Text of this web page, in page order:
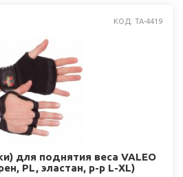
КОД: TA-4419
для поднятия веса VALEO
PL, эластан, р-р L-XL)